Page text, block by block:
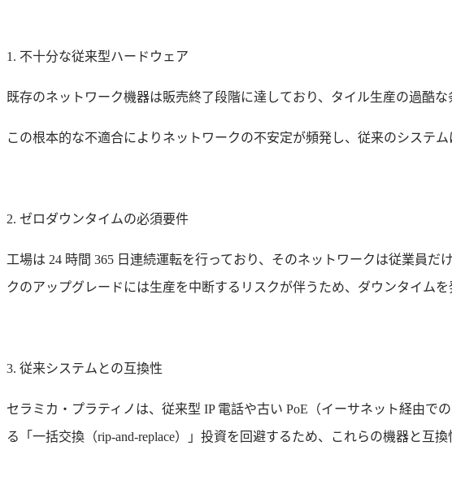
1. 不十分な従来型ハードウェア
既存のネットワーク機器は販売終了段階に達しており、タイル生産の過酷
この根本的な不適合によりネットワークの不安定が頻発し、従来のシステ
2. ゼロダウンタイムの必須要件
工場は 24 時間 365 日連続運転を行っており、そのネットワークは従業員
クのアップグレードには生産を中断するリスクが伴うため、ダウンタイム
3. 従来システムとの互換性
セラミカ・プラティノは、従来型 IP 電話や古い PoE（イーサネット経由
る「一括交換（rip-and-replace）」投資を回避するため、これらの機器と互